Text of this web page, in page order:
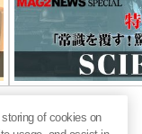
of cookies on